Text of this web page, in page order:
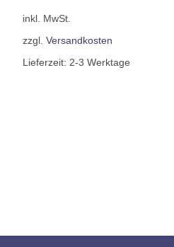
inkl. MwSt.
zzgl. Versandkosten
Lieferzeit: 2-3 Werktage